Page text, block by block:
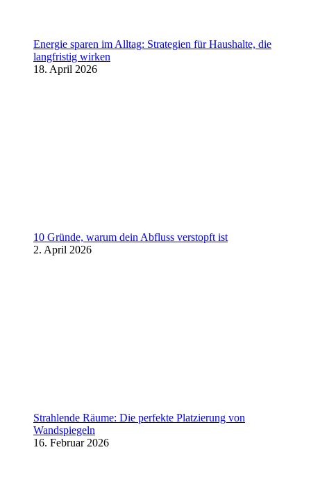
Energie sparen im Alltag: Strategien für Haushalte, die
langfristig wirken
18. April 2026
10 Gründe, warum dein Abfluss verstopft ist
2. April 2026
Strahlende Räume: Die perfekte Platzierung von
Wandspiegeln
16. Februar 2026